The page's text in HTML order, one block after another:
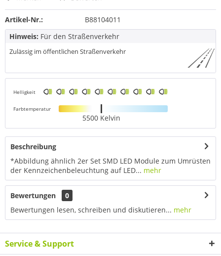
Artikel-Nr.:
B88104011
Hinweis: Für den Straßenverkehr
Zulässig im öffentlichen Straßenverkehr
Helligkeit
Farbtemperatur
5500 Kelvin
Beschreibung
*Abbildung ähnlich 2er Set SMD LED Module zum Umrüsten
der Kennzeichenbeleuchtung auf LED... mehr
Bewertungen
0
Bewertungen lesen, schreiben und diskutieren... mehr
Service & Support